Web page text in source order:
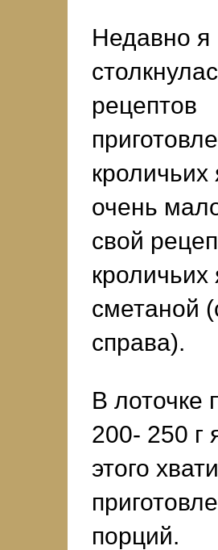
Недавно я
рецептов
кроличьих
очень
свой
кроличьих
сметаной
справа).
В лоточке
200- 250 г
этого
порций.